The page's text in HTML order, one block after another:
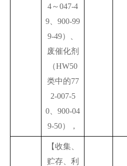
4～047-4
9、900-99
9-49）、
废催化剂
（HW50
类中的77
2-007-5
0、900-04
9-50），
【收集、
贮存、利